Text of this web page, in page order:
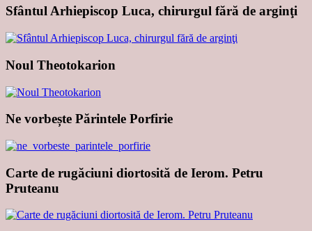
Sfântul Arhiepiscop Luca, chirurgul fără de arginţi
Noul Theotokarion
Ne vorbește Părintele Porfirie
Carte de rugăciuni diortosită de Ierom. Petru
Pruteanu